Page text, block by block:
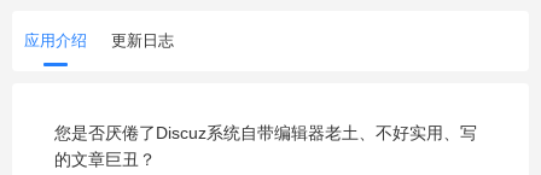
应用介绍 更新日志
您是否厌倦了Discuz系统自带编辑器老土、不好实用、写
的文章巨丑？